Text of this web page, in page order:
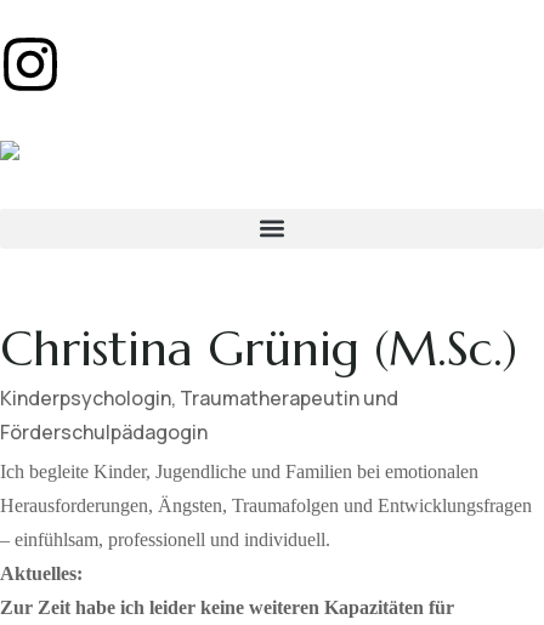
Christina Grünig (M.Sc.)
Kinderpsychologin, Traumatherapeutin und
Förderschulpädagogin
Ich begleite Kinder, Jugendliche und Familien bei emotionalen
Herausforderungen, Ängsten, Traumafolgen und Entwicklungsfragen
– einfühlsam, professionell und individuell.
Aktuelles:
Zur Zeit habe ich leider keine weiteren Kapazitäten für